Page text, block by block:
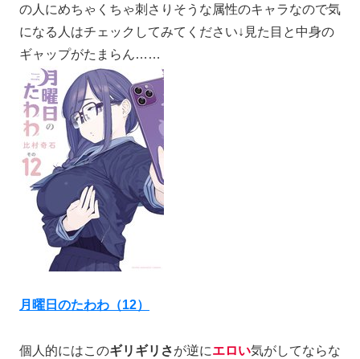
の人にめちゃくちゃ刺さりそうな属性のキャラなので気
になる人はチェックしてみてください↓見た目と中身の
ギャップがたまらん……
月曜日のたわわ（12）
個人的にはこのギリギリさが逆にエロい気がしてならな